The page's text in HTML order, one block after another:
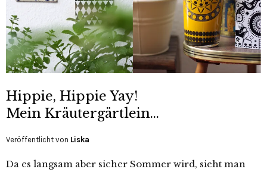
Hippie, Hippie Yay!
Mein Kräutergärtlein…
Veröffentlicht von Liska
Da es langsam aber sicher Sommer wird, sieht man